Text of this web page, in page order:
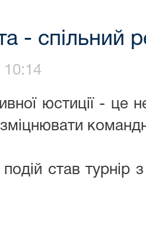
- спільний
10:14
юстиції - це
став турнір